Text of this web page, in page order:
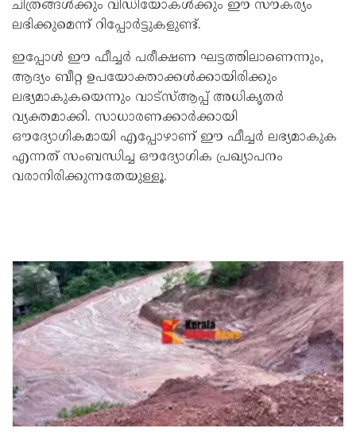
ചിത്രങ്ങൾക്കും വിഡിയോകൾക്കും ഈ സൗകര്യം
ലഭിക്കുമെന്ന് റിപ്പോർട്ടുകളുണ്ട്.
ഇപ്പോൾ ഈ ഫീച്ചർ പരീക്ഷണ ഘട്ടത്തിലാണെന്നും,
ആദ്യം ബീറ്റ ഉപയോക്താക്കൾക്കായിരിക്കും
ലഭ്യമാകുകയെന്നും വാട്സ്ആപ്പ് അധികൃതർ
വ്യക്തമാക്കി. സാധാരണക്കാർക്കായി
ഔദ്യോഗികമായി എപ്പോഴാണ് ഈ ഫീച്ചർ ലഭ്യമാകുക
എന്നത് സംബന്ധിച്ച ഔദ്യോഗിക പ്രഖ്യാപനം
വരാനിരിക്കുന്നതേയുള്ളൂ.